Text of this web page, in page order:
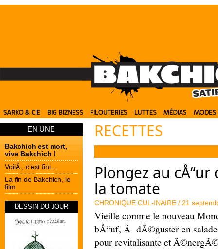
EN UNE
Bakchich est mort,
vive Bakchich !
VoilÃ , c’est fini…
La fin de Bakchich, le
film
DESSIN DU JOUR
RECETTES
Plongez au
la tomate
CHRONIQUE CUL-INAIRE / 21
Vieille comme le nouveau
bÅ“uf, Ã dÃ©guster en
pour revitalisante et